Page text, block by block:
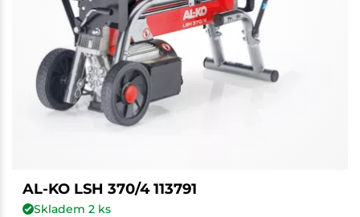
AL-KO LSH 370/4 113791
Skladem 2ks